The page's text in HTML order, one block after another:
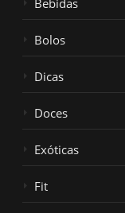
Bolos
Dicas
Doces
Exóticas
Fit